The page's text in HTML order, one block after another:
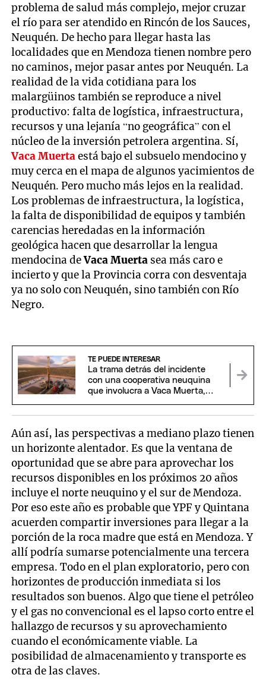
problema de salud más complejo, mejor cruzar
el río para ser atendido en Rincón de los Sauces,
Neuquén. De hecho para llegar hasta las
localidades que en Mendoza tienen nombre pero
no caminos, mejor pasar antes por Neuquén. La
realidad de la vida cotidiana para los
malargüinos también se reproduce a nivel
productivo: falta de logística, infraestructura,
recursos y una lejanía “no geográfica” con el
núcleo de la inversión petrolera argentina. Sí,
Vaca Muertaestá bajo el subsuelo mendocino y
muy cerca en el mapa de algunos yacimientos de
Neuquén. Pero mucho más lejos en la realidad.
Los problemas de infraestructura, la logística,
la falta de disponibilidad de equipos y también
carencias heredadas en la información
geológica hacen que desarrollar la lengua
mendocina deVaca Muerta sea más caro e
incierto y que la Provincia corra con desventaja
ya no solo con Neuquén, sino también con Río
Negro.
TE PUEDE INTERESAR
La trama detrás del incidente
con una cooperativa neuquina
que involucra a Vaca Muerta,
Aún así, las perspectivas a mediano plazo tienen
un horizonte alentador. Es que la ventana de
oportunidad que se abre para aprovechar los
recursos disponibles en los próximos 20 años
incluye el norte neuquino y el sur de Mendoza.
Por eso este año es probable que YPF y Quintana
acuerden compartir inversiones para llegar a la
porción de la roca madre que está en Mendoza. Y
allí podría sumarse potencialmente una tercera
empresa. Todo en el plan exploratorio, pero con
horizontes de producción inmediata si los
resultados son buenos. Algo que tiene el petróleo
y el gas no convencional es el lapso corto entre el
hallazgo de recursos y su aprovechamiento
cuando el económicamente viable. La
posibilidad de almacenamiento y transporte es
otra de las claves.